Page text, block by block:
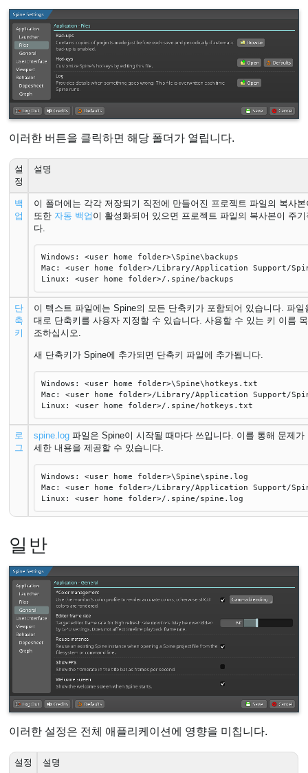
이러한 버튼을 클릭하면 해당 폴더가 열립니다.
설
정
설명
백
업
이 폴더에는 각각 저장되기 직전에 만들어진 프로젝트 파일의 복사
또한 자동 백업 이 활성화되어 있으면 프로젝트 파일의 복사본이 주
다.
Windows: <user home folder>\Spine\backups
Mac: <user home folder>/Library/Application Support/
Linux: <user home folder>/.spine/backups
단
축
키
이 텍스트 파일에는 Spine의 모든 단축키가 포함되어 있습니다. 파일
대로 단축키를 사용자 지정할 수 있습니다. 사용할 수 있는 키 이름
조하십시오.
새 단축키가 Spine에 추가되면 단축키 파일에 추가됩니다.
Windows: <user home folder>\Spine\hotkeys.txt
Mac: <user home folder>/Library/Application Support/
Linux: <user home folder>/.spine/hotkeys.txt
로
그
spine.log파일은 Spine이 시작될 때마다 쓰입니다. 이를 통해 문제가
세한 내용을 제공할 수 있습니다.
Windows: <user home folder>\Spine\spine.log
Mac: <user home folder>/Library/Application Support/
Linux: <user home folder>/.spine/spine.log
일반
이러한 설정은 전체 애플리케이션에 영향을 미칩니다.
설정 설명